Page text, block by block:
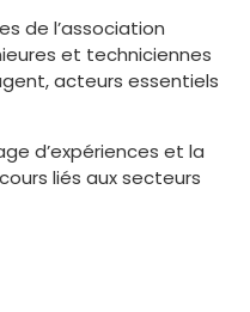
de l’association
et techniciennes
acteurs essentiels
d’expériences et la
liés aux secteurs